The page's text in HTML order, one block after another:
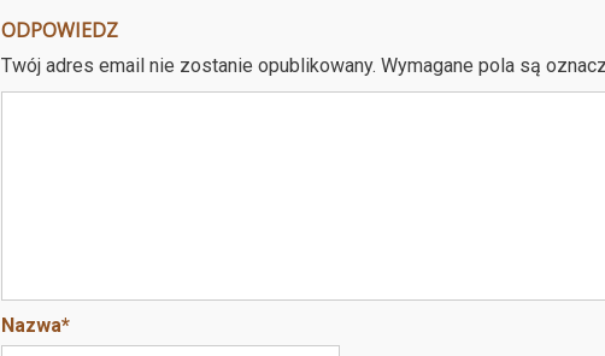
ODPOWIEDZ
Twój adres email nie zostanie opublikowany. Wymagane pola są
Nazwa*